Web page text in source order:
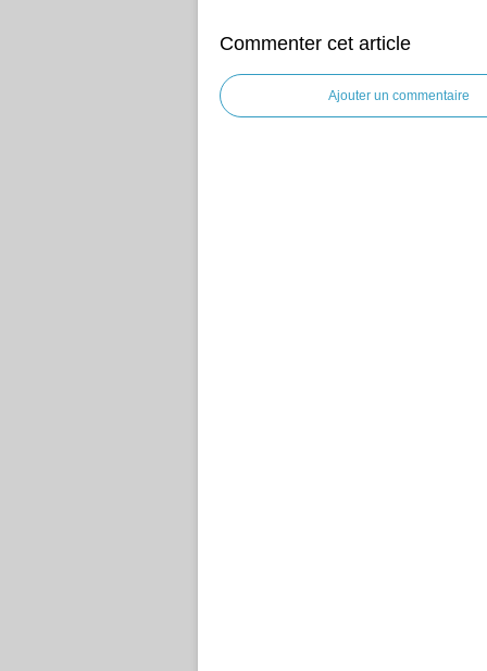
Commenter cet article
Ajouter un commentaire